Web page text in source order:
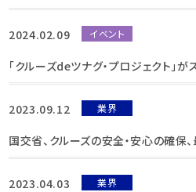
2024.02.09 イベント
「クルーズdeツナグ・プロジェクト」が
2023.09.12 業界
国交省、クルーズの安全・安心の確保
2023.04.03 業界